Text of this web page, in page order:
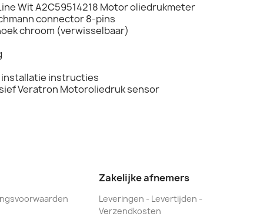
Wit A2C59514218 Motor oliedrukmeter
connector 8-pins
chroom (verwisselbaar)
installatie instructies
Veratron Motoroliedruk sensor
Zakelijke afnemers
Leveringen - Levertijden -
Verzendkosten